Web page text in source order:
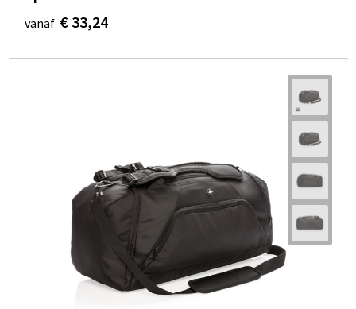
vanaf € 33,24